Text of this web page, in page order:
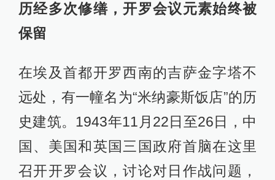
历经多次修缮，开罗会议元素始终被
保留
在埃及首都开罗西南的吉萨金字塔不
远处，有一幢名为“米纳豪斯饭店”的历
史建筑。1943年11月22日至26日，中
国、美国和英国三国政府首脑在这里
召开开罗会议，讨论对日作战问题，